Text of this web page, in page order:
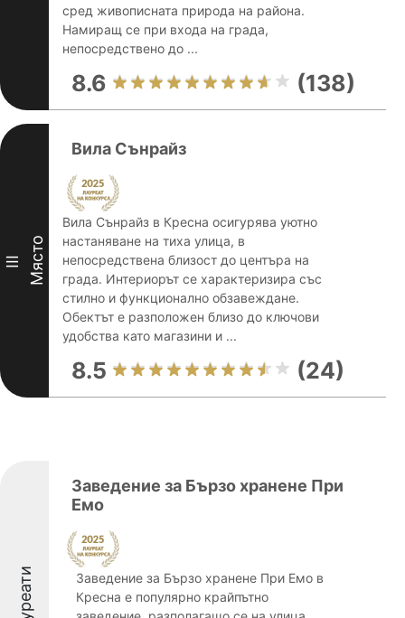
сред живописната природа на района.
Намиращ се при входа на града,
непосредствено до ...
8.6 (138)
III Място
Вила Сънрайз
Вила Сънрайз в Кресна осигурява уютно
настаняване на тиха улица, в
непосредствена близост до центъра на
града. Интериорът се характеризира със
стилно и функционално обзавеждане.
Обектът е разположен близо до ключови
удобства като магазини и ...
8.5 (24)
Заведение за Бързо хранене При
Емо
Заведение за Бързо хранене При Емо в
Кресна е популярно крайпътно